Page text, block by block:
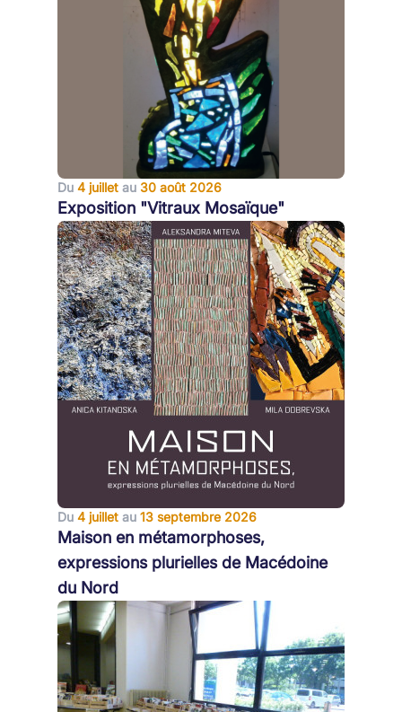
Du 4 juillet au 30 août 2026
Exposition "Vitraux Mosaïque"
Du 4 juillet au 13 septembre 2026
Maison en métamorphoses,
expressions plurielles de Macédoine
du Nord